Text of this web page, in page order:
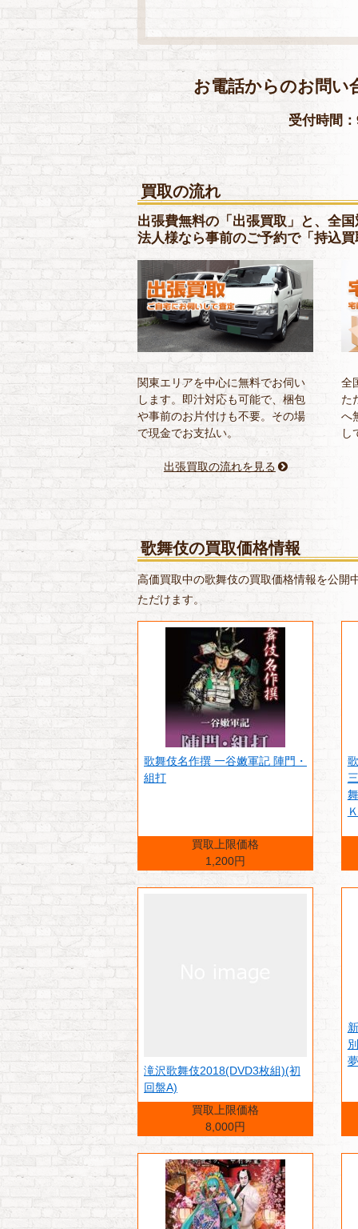
お電話からのお問い
受付時間
買取の流れ
出張費無料の「出張買取」と、全
法人様なら事前のご予約で「持込
関東エリアを中心に無料でお伺い
します。即汁対応も可能で、梱包
や事前のお片付けも不要。その場
で現金でお支払い。
出張買取の流れを見る
全
た
へ
し
歌舞伎の買取価格情報
高価買取中の歌舞伎の買取価格情報を公
ただけます。
歌舞伎名作撰 一谷嫩軍記 陣門・
組打
買取上限価格
1,200円
滝沢歌舞伎2018(DVD3枚組)(初
回盤A)
買取上限価格
8,000円